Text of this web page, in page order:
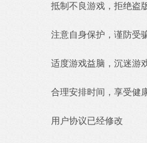
抵制不良游戏，拒绝盗版
注意自身保护，谨防受骗
适度游戏益脑，沉迷游戏
合理安排时间，享受健康
用户协议已经修改